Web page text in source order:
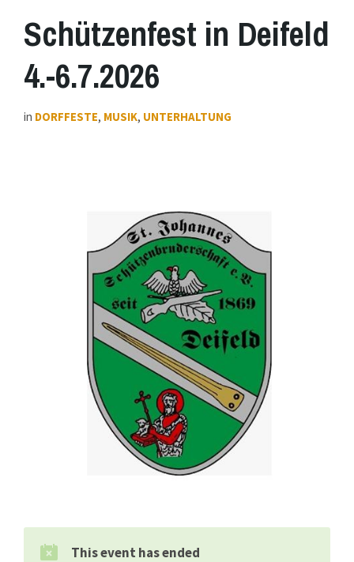
Schützenfest in Deifeld
4.-6.7.2026
in DORFFESTE, MUSIK, UNTERHALTUNG
This event has ended